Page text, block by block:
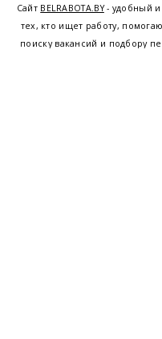
Сайт BELRABOTA.BY- удобный и
тех, кто ищет работу,
поиску вакансий и подбору